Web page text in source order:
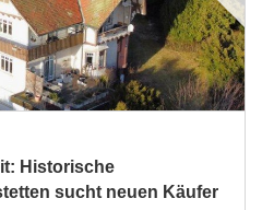
Historische
sucht neuen Käufer